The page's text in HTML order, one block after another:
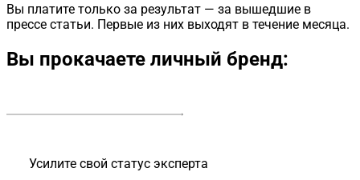
Вы платите только за результат — за вышедшие в
прессе статьи. Первые из них выходят в течение месяца.
Вы прокачаете личный бренд:
Усилите свой статус эксперта